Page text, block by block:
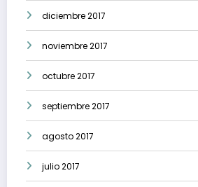
diciembre 2017
noviembre 2017
octubre 2017
septiembre 2017
agosto 2017
julio 2017